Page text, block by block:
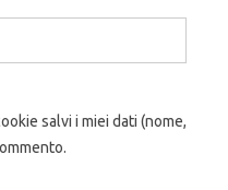
salvi i miei dati (nome,